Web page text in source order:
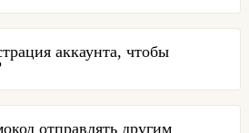
аккаунта, чтобы
отправлять другим